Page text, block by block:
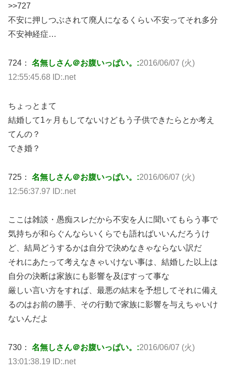
>>727
不安に押しつぶされて廃人になるくらい不安ってそれ多分
不安神経症…
724： 名無しさん＠お腹いっぱい。:2016/06/07 (火)
12:55:45.68 ID:.net
ちょっとまて
結婚して1ヶ月もしてないけどもう子供できたらとか考え
てんの？
でき婚？
725： 名無しさん＠お腹いっぱい。:2016/06/07 (火)
12:56:37.97 ID:.net
ここは雑談・愚痴スレだから不安を人に聞いてもらう事で
気持ちが和らぐんならいくらでも語ればいいんだろうけ
ど、結局どうするかは自分で決めなきゃならない訳だ
それにあたって考えなきゃいけない事は、結婚した以上は
自分の決断は家族にも影響を及ぼすって事な
厳しい言い方をすれば、最悪の結末を予想してそれに備え
るのはお前の勝手、その行動で家族に影響を与えちゃいけ
ないんだよ
730： 名無しさん＠お腹いっぱい。:2016/06/07 (火)
13:01:38.19 ID:.net